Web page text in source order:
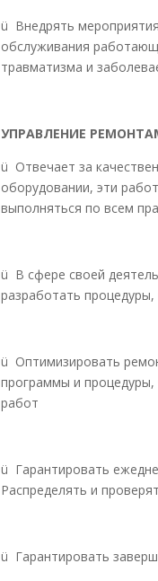
ü Внедрять
обслуживания
травматизма и
УПРАВЛЕНИЕ
ü Отвечает за
оборудовании, эти
выполняться по всем
ü В сфере своей
разработать
ü Оптимизировать
программы и
работ
ü Гарантировать
Распределять и
ü Гарантировать